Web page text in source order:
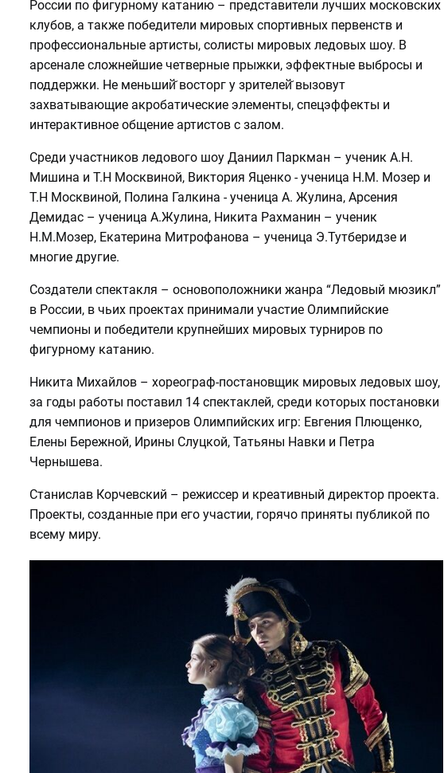
России по фигурному катанию – представители лучших московских
клубов, а также победители мировых спортивных первенств и
профессиональные артисты, солисты мировых ледовых шоу. В
арсенале сложнейшие четверные прыжки, эффектные выбросы и
поддержки. Не меньший̆ восторг у зрителей̆ вызовут
захватывающие акробатические элементы, спецэффекты и
интерактивное общение артистов с залом.
Среди участников ледового шоу Даниил Паркман – ученик А.Н.
Мишина и Т.Н Москвиной, Виктория Яценко - ученица Н.М. Мозер и
Т.Н Москвиной, Полина Галкина - ученица А. Жулина, Арсения
Демидас – ученица А.Жулина, Никита Рахманин – ученик
Н.М.Мозер, Екатерина Митрофанова – ученица Э.Тутберидзе и
многие другие.
Создатели спектакля – основоположники жанра “Ледовый мюзикл”
в России, в чьих проектах принимали участие Олимпийские
чемпионы и победители крупнейших мировых турниров по
фигурному катанию.
Никита Михайлов – хореограф-постановщик мировых ледовых шоу,
за годы работы поставил 14 спектаклей, среди которых постановки
для чемпионов и призеров Олимпийских игр: Евгения Плющенко,
Елены Бережной, Ирины Слуцкой, Татьяны Навки и Петра
Чернышева.
Станислав Корчевский – режиссер и креативный директор проекта.
Проекты, созданные при его участии, горячо приняты публикой по
всему миру.